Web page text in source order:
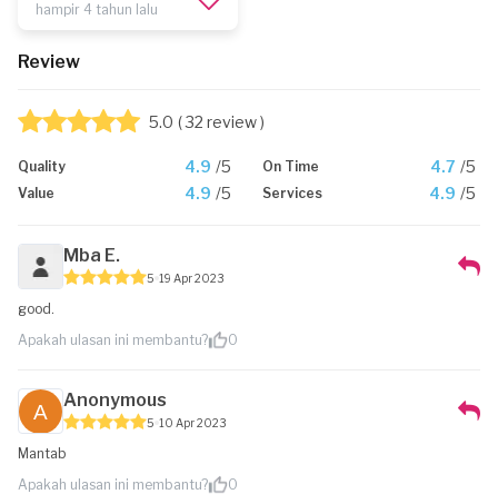
hampir 4 tahun lalu
Review
5.0 ( 32 review )
Quality 4.9 /5 On Time 4.7 /5
Value 4.9 /5 Services 4.9 /5
Mba E.
5 19 Apr 2023
good.
Apakah ulasan ini membantu?
0
Anonymous
5 10 Apr 2023
Mantab
Apakah ulasan ini membantu?
0